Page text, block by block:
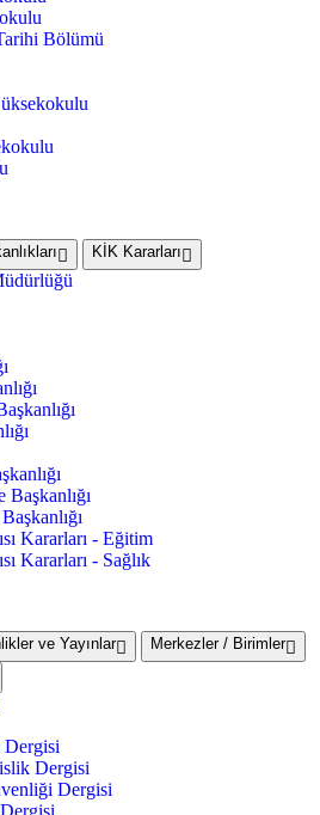
Bölümü
KİK Kararları
Kararları - Eğitim
Kararları - Sağlık
ve Yayınlar
Merkezler / Birimler
Dergisi
Dergisi